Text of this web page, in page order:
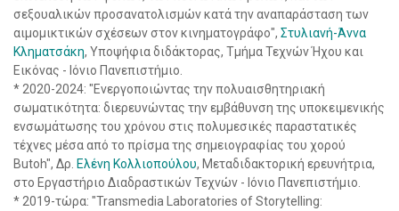
σεξουαλικών προσανατολισμών κατά την αναπαράσταση των
αιμομικτικών σχέσεων στον κινηματογράφο", Στυλιανή-Άννα
Κληματσάκη, Υποψήφια διδάκτορας, Τμήμα Τεχνών Ήχου και
Εικόνας - Ιόνιο Πανεπιστήμιο.
* 2020-2024: "Ενεργοποιώντας την πολυαισθητηριακή
σωματικότητα: διερευνώντας την εμβάθυνση της υποκειμενικής
ενσωμάτωσης του χρόνου στις πολυμεσικές παραστατικές
τέχνες μέσα από το πρίσμα της σημειογραφίας του χορού
Butoh", Δρ. Ελένη Κολλιοπούλου, Μεταδιδακτορική ερευνήτρια,
στο Εργαστήριο Διαδραστικών Τεχνών - Ιόνιο Πανεπιστήμιο.
* 2019-τώρα: "Transmedia Laboratories of Storytelling: